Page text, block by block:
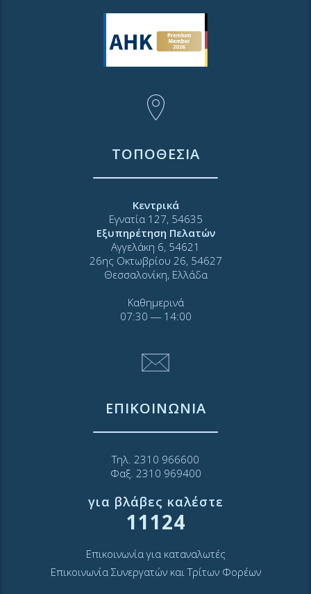
ΤΟΠΟΘΕΣΙΑ
Κεντρικά
Εγνατία 127, 54635
Εξυπηρέτηση Πελατών
Αγγελάκη 6, 54621
26ης Οκτωβρίου 26, 54627
Θεσσαλονίκη, Ελλάδα
Καθημερινά
07:30 ― 14:00
ΕΠΙΚΟΙΝΩΝΙΑ
Τηλ. 2310 966600
Φαξ. 2310 969400
για βλάβες καλέστε
11124
Επικοινωνία για καταναλωτές
Επικοινωνία Συνεργατών και Τρίτων Φορέων